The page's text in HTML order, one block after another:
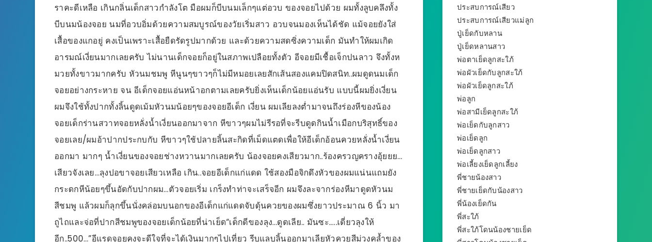
ราคะดีเหลือ เกินกลิ่นเด็กสาวกำลังโต มือผมก็บีบนมเล็กๆแต่อวบ ของจอยไปด้วย ผมทั้งลูบคลึงทั้ง
บีบนมน้องจอย นมที่อวบอิ่มด้วยความสมบูรณ์ของวัยเริ่มสาว อวบจนมองเห็นได้ชัด แม้จอยยังใส่
เสื้อของแกอยู่ คงเป็นเพราะเสื้อยืดรัดรูปมากด้วย และด้วยความสดซิ่งความเด็ก มันทำให้ผมเกิด
อารมณ์เงี่ยนมากเลยครับ ไม่นานเด็กจอยก็อยู่ในสภาพเปลือยทั้งตัว อีจอยมีเชื้อเจ็กปนลาว จึงทั้งห
มวยทั้งขาวมากครับ หัวนมชมพู หีนูนๆขาวๆก็ไม่มีหมอยเลยสักเส้นสองแคมปิดสนิท..ผมดูดนมเด็ก
จอยอย่างกระหาย จน อีเด็กจอยแอ่นหน้าอกตามเลยครับยิ่งเห็นเด็กน้อยแอ่นรับ แบบนี้ผมยิ่งเงี่ยน
ผมจึงใช้ทั้งปากทั้งลิ้นดูดเม้มหัวนมน้อยๆของจอยอีเด็ก เงี่ยน ผมเลียลงต่ำมาจนถึงร่องหีของน้อง
จอยเด็กร่านสวาทจอยหลั่งน้ำเงี่ยนออกมาจาก หีขาวๆผมไม่รีรอที่จะรีบดูดกินน้ำเมือกบริสุทธิ์ของ
จอยเลย/ผมอ้าปากประกบกับ หีขาวๆใช้ปลายลิ้นสะกิดที่เม็ดแตดเพื่อให้อีเด็กอ้อนควยหลั่งน้ำเงี่ยน
ออกมา มากๆ น้ำเงี่ยนของจอยช่างหวานมากเลยครับ น้องจอยคงเสียวมาก..ร้องครวญครางอุ้ยยย…
เสียวจังเลย…ลุงปอขาจอยเสียวเหลือ เกิน..จอยอีเด็กแก่แดด ใช้สองมือจิกดึงหัวของผมแน่นแถมยัง
กระดกหีน้อยๆขึ้นอัดกับปากผม…ตัวจอยเริ่ม เกร็งทำท่าจะเสร็จอีก ผมจึงละจากร่องหีมาดูดหัวนม
สีชมพู แล้วผมก็ลุกขึ้นนั่งคล่อมบนอกของอีเด็กแก่แดดจับดุ้นควยของผมซึ่งยาวประมาณ 6 นิ้ว มา
ถูไถและจ่อที่ปากสีชมพูของจอยเด็กน้อยที่น่าเย็ด“เด็กดีของลุง…ดูดเลีย.. มันซะ.….เดี่ยวลุงให้
อีก..500…”อีแรดจอยคงจะดีใจที่จะได้เงินมากๆไปเที่ยว รีบแลบลิ้นออกมาเลียหัวควยสีม่วงคล้ำของ
ประสบการณ์เสียว
ประสบการณ์เสียวแม่ลูก
ปู่เย็ดกับหลาน
ปู่เย็ดหลานสาว
พ่อตาเย็ดลูกสะใภ้
พ่อผัวเย็ดกับลูกสะใภ้
พ่อผัวเย็ดลูกสะใภ้
พ่อลูก
พ่อสามีเย็ดลูกสะใภ้
พ่อเย็ดกับลูกสาว
พ่อเย็ดลูก
พ่อเย็ดลูกสาว
พ่อเลี้ยงเย็ดลูกเลี้ยง
พี่ชายน้องสาว
พี่ชายเย็ดกับน้องสาว
พี่น้องเย็ดกัน
พี่สะใภ้
พี่สะใภ้โดนน้องชายเย็ด